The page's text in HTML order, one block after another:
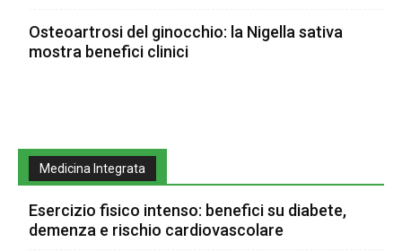
Osteoartrosi del ginocchio: la Nigella sativa
mostra benefici clinici
Medicina Integrata
Esercizio fisico intenso: benefici su diabete,
demenza e rischio cardiovascolare